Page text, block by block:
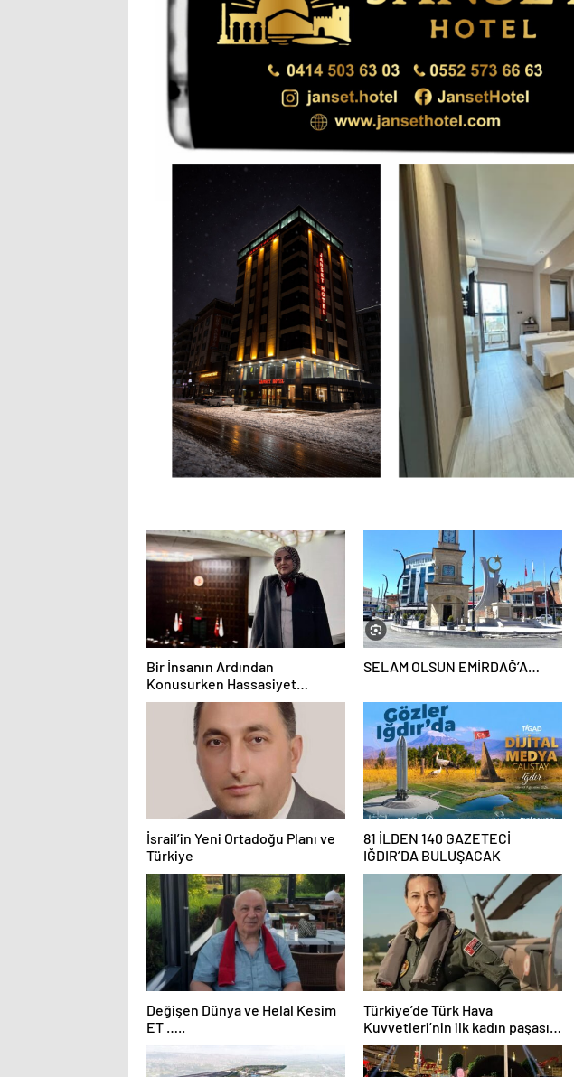
Bir İnsanın Ardından
Konusurken Hassasiyet
Göstermeliyiz….
SELAM OLSUN EMİRDAĞ’A…
İsrail’in Yeni Ortadoğu Planı ve
Türkiye
81 İLDEN 140 GAZETECİ
IĞDIR’DA BULUŞACAK
Değişen Dünya ve Helal Kesim
ET …..
Türkiye’de Türk Hava
Kuvvetleri’nin ilk kadın paşası
Özlem Karapınar oldu